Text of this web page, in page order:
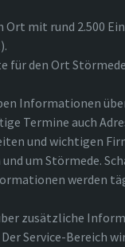
Ort mit rund 2.500
für den Ort
Informationen
Termine auch
und wichtigen
um Störmede.
werden
zusätzliche
Service-Bereich